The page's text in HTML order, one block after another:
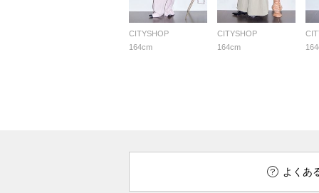
CITYSHOP
164cm
CITYSHOP
164cm
よくあ